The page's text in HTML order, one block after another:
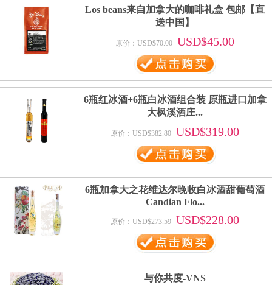
Los beans来自加拿大的咖啡礼盒 包邮【直
送中国】
原价：USD$70.00 USD$45.00
6瓶红冰酒+6瓶白冰酒组合装 原瓶进口加拿
大枫溪酒庄...
原价：USD$382.80 USD$319.00
6瓶加拿大之花维达尔晚收白冰酒甜葡萄酒
Candian Flo...
原价：USD$273.59 USD$228.00
与你共度-VNS